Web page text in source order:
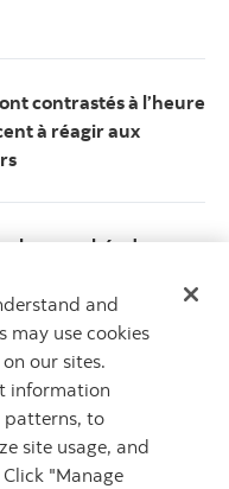
contrastés à l’heure
à réagir aux
les marchés des
and
may use cookies
our sites.
information
patterns, to
site usage, and
"Manage